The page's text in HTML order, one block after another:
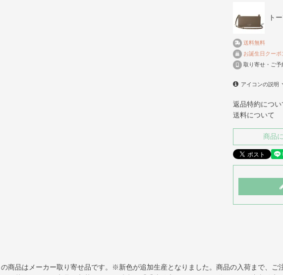
ト
送料無料
お誕生日クーポ
取り寄せ・ご予
アイコンの説明
返品特約につい
送料について
商品
商品はメーカー取り寄せ品です。※新色が追加生産となりました。商品の入荷まで、ご